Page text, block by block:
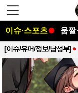
이슈·스포츠 움짤
[이슈/유머/정보/남성부]